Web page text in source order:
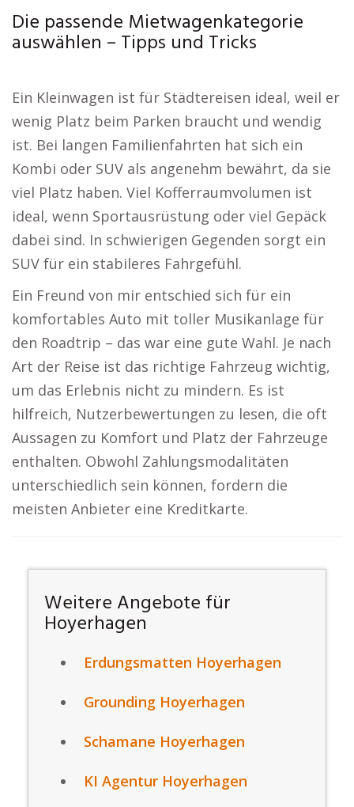
Die passende Mietwagenkategorie
auswählen – Tipps und Tricks
Ein Kleinwagen ist für Städtereisen ideal, weil er
wenig Platz beim Parken braucht und wendig
ist. Bei langen Familienfahrten hat sich ein
Kombi oder SUV als angenehm bewährt, da sie
viel Platz haben. Viel Kofferraumvolumen ist
ideal, wenn Sportausrüstung oder viel Gepäck
dabei sind. In schwierigen Gegenden sorgt ein
SUV für ein stabileres Fahrgefühl.
Ein Freund von mir entschied sich für ein
komfortables Auto mit toller Musikanlage für
den Roadtrip – das war eine gute Wahl. Je nach
Art der Reise ist das richtige Fahrzeug wichtig,
um das Erlebnis nicht zu mindern. Es ist
hilfreich, Nutzerbewertungen zu lesen, die oft
Aussagen zu Komfort und Platz der Fahrzeuge
enthalten. Obwohl Zahlungsmodalitäten
unterschiedlich sein können, fordern die
meisten Anbieter eine Kreditkarte.
Weitere Angebote für
Hoyerhagen
Erdungsmatten Hoyerhagen
Grounding Hoyerhagen
Schamane Hoyerhagen
KI Agentur Hoyerhagen